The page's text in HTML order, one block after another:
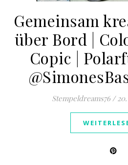
Gemeinsam
über Bord |
Copic |
Stempeldreams76 /